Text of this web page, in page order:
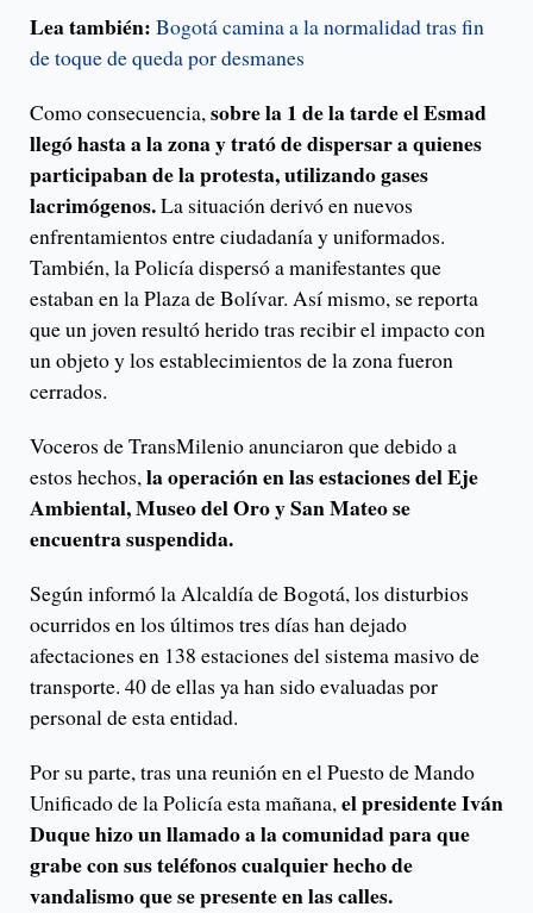
Lea también: Bogotá camina a la normalidad tras fin
de toque de queda por desmanes
Como consecuencia,sobre la 1 de la tarde el Esmad
llegó hasta a la zona y trató de dispersar a quienes
participaban de la protesta, utilizando gases
lacrimógenos.La situación derivó en nuevos
enfrentamientos entre ciudadanía y uniformados.
También, la Policía dispersó a manifestantes que
estaban en la Plaza de Bolívar. Así mismo, se reporta
que un joven resultó herido tras recibir el impacto con
un objeto y los establecimientos de la zona fueron
cerrados.
Voceros de TransMilenio anunciaron que debido a
estos hechos,la operación en las estaciones del Eje
Ambiental, Museo del Oro y San Mateo se
encuentra suspendida.
Según informó la Alcaldía de Bogotá, los disturbios
ocurridos en los últimos tres días han dejado
afectaciones en 138 estaciones del sistema masivo de
transporte. 40 de ellas ya han sido evaluadas por
personal de esta entidad.
Por su parte, tras una reunión en el Puesto de Mando
Unificado de la Policía esta mañana,el presidente Iván
Duque hizo un llamado a la comunidad para que
grabe con sus teléfonos cualquier hecho de
vandalismo que se presente en las calles.